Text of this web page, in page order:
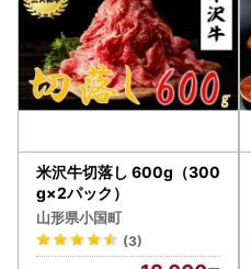
米沢牛切落し 600g（300
g×2パック）
山形県小国町
(3)